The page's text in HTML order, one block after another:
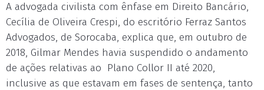
A advogada civilista com ênfase em Direito Bancário,
Cecília de Oliveira Crespi, do escritório Ferraz Santos
Advogados, de Sorocaba, explica que, em outubro de
2018, Gilmar Mendes havia suspendido o andamento
de ações relativas ao Plano Collor II até 2020,
inclusive as que estavam em fases de sentença, tanto